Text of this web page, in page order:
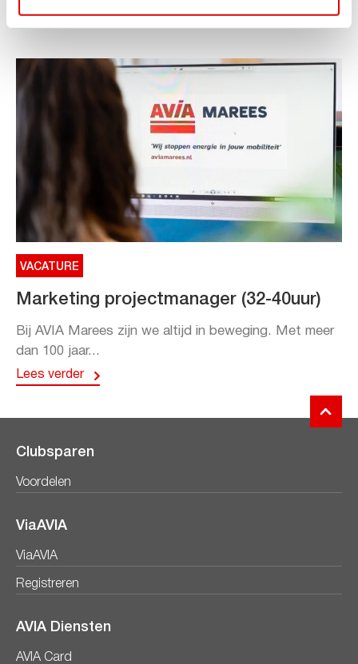
Lees verder
VACATURE
Marketing projectmanager (32-40uur)
Bij AVIA Marees zijn we altijd in beweging. Met meer
dan 100 jaar...
Lees verder
Clubsparen
Voordelen
ViaAVIA
ViaAVIA
Registreren
AVIA Diensten
AVIA Card